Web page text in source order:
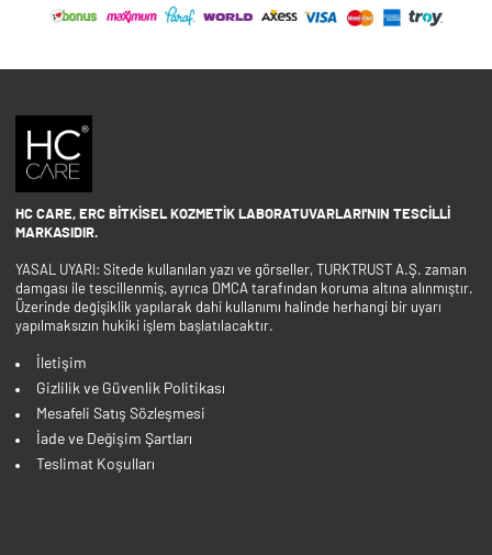
HC CARE, ERC BITKISEL KOZMETIK LABORATUVARLARI'NIN TESCILLI
MARKASIDIR.
YASAL UYARI: Sitede kullanılan yazı ve görseller, TURKTRUST A.Ş. zaman
damgası ile tescillenmiş, ayrıca DMCA tarafından koruma altına alınmıştır.
Üzerinde değişiklik yapılarak dahi kullanımı halinde herhangi bir uyarı
yapılmaksızın hukiki işlem başlatılacaktır.
İletişim
Gizlilik ve Güvenlik Politikası
Mesafeli Satış Sözleşmesi
İade ve Değişim Şartları
Teslimat Koşulları